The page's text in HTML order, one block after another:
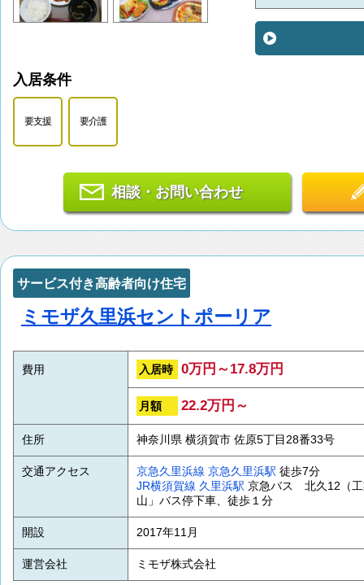
入居条件
要支援 要介護
相談・お問い合わせ
サービス付き高齢者向け住宅
ミモザ久里浜セントポーリア
費用 入居時 0万円～17.8万円
月額 22.2万円～
住所 神奈川県 横須賀市 佐原5丁目28番33号
交通アクセス 京急久里浜線 京急久里浜駅 徒歩7分
JR横須賀線 久里浜駅 京急バス 北久12（工
山」バス停下車、徒歩１分
開設 2017年11月
運営会社 ミモザ株式会社